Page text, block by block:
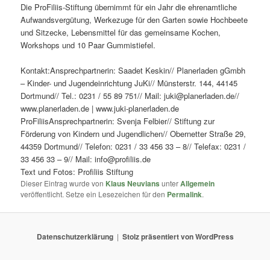
Die ProFiliis-Stiftung übernimmt für ein Jahr die ehrenamtliche
Aufwandsvergütung, Werkezuge für den Garten sowie Hochbeete
und Sitzecke, Lebensmittel für das gemeinsame Kochen,
Workshops und 10 Paar Gummistiefel.
Kontakt:Ansprechpartnerin: Saadet Keskin// Planerladen gGmbh
– Kinder- und Jugendeinrichtung JuKi// Münsterstr. 144, 44145
Dortmund// Tel.: 0231 / 55 89 751// Mail: juki@planerladen.de//
www.planerladen.de | www.juki-planerladen.de
ProFiliisAnsprechpartnerin: Svenja Felbier// Stiftung zur
Förderung von Kindern und Jugendlichen// Obernetter Straße 29,
44359 Dortmund// Telefon: 0231 / 33 456 33 – 8// Telefax: 0231 /
33 456 33 – 9// Mail: info@profiliis.de
Text und Fotos: Profiliis Stiftung
Dieser Eintrag wurde von Klaus Neuvians unterAllgemein
veröffentlicht. Setze ein Lesezeichen für den Permalink.
Datenschutzerklärung Stolz präsentiert von WordPress